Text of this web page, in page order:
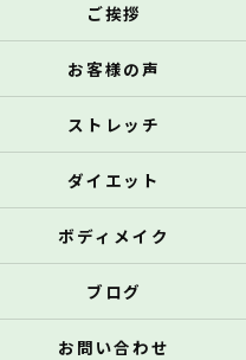
ご挨拶
お客様の声
ストレッチ
ダイエット
ボディメイク
ブログ
お問い合わせ